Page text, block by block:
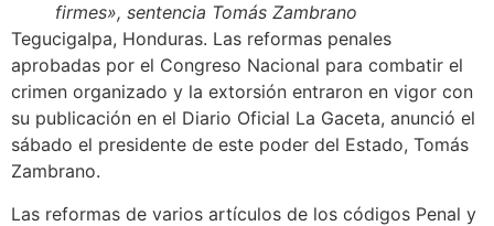
firmes», sentencia Tomás Zambrano
Tegucigalpa, Honduras. Las reformas penales
aprobadas por el Congreso Nacional para combatir el
crimen organizado y la extorsión entraron en vigor con
su publicación en el Diario Oficial La Gaceta, anunció el
sábado el presidente de este poder del Estado, Tomás
Zambrano.
Las reformas de varios artículos de los códigos Penal y